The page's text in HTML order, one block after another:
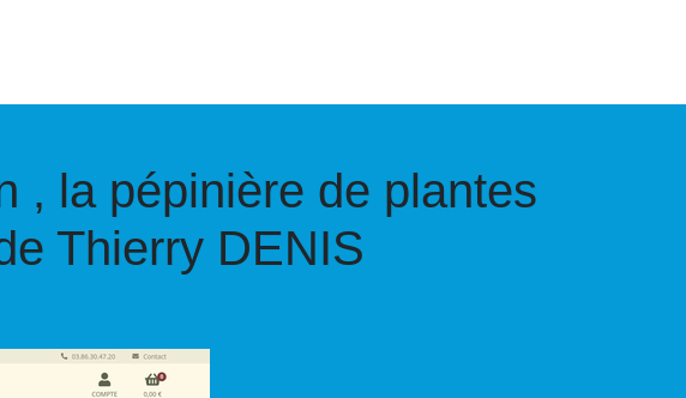
, la pépinière de plantes
Thierry DENIS